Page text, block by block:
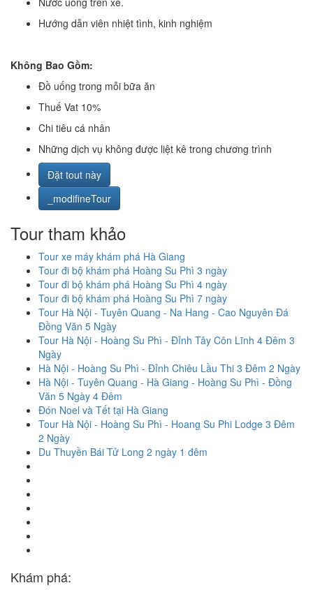
Hướng dẫn viên nhiệt tình, kinh nghiệm
Không Bao Gồm:
Đồ uống trong mỗi bữa ăn
Thuế Vat 10%
Chi tiêu cá nhân
Những dịch vụ không được liệt kê trong chương trình
Đặt tout này
_modifineTour
Tour tham khảo
Tour xe máy khám phá Hà Giang
Tour đi bộ khám phá Hoàng Su Phì 3 ngày
Tour đi bộ khám phá Hoàng Su Phì 4 ngày
Tour đi bộ khám phá Hoàng Su Phì 7 ngày
Tour Hà Nội - Tuyên Quang - Na Hang - Cao Nguyên Đá
Đồng Văn 5 Ngày
Tour Hà Nội - Hoàng Su Phì - Đỉnh Tây Côn Lĩnh 4 Đêm 3
Ngày
Hà Nội - Hoàng Su Phì - Đỉnh Chiêu Lầu Thi 3 Đêm 2 Ngày
Hà Nội - Tuyên Quang - Hà Giang - Hoàng Su Phì - Đồng
Văn 5 Ngày 4 Đêm
Đón Noel và Tết tại Hà Giang
Tour Hà Nội - Hoàng Su Phì - Hoang Su Phi Lodge 3 Đêm
2 Ngày
Du Thuyền Bái Tử Long 2 ngày 1 đêm
Khám phá: